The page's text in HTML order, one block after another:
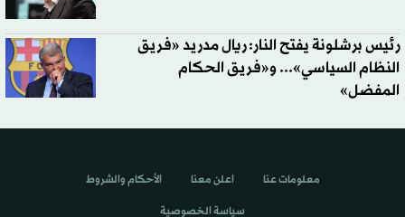
رئيس برشلونة يفتح النار: ريال مدريد «فريق
النظام السياسي»... و«فريق الحكام
المفضل»
معلومات عنا اعلن معنا الأحكام والشروط
سياسة الخصوصية